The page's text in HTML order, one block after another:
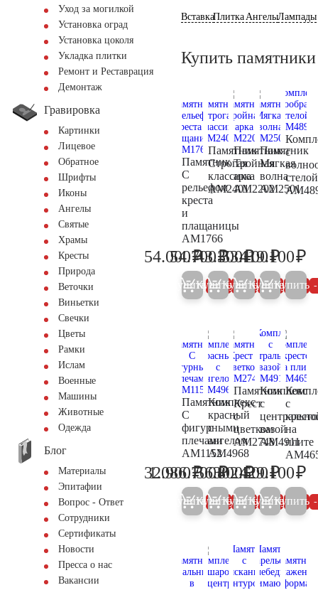
Уход за могилкой
Установка оград
Установка цоколя
Укладка плитки
Ремонт и Реставрация
Демонтаж
Гравировка
Картинки
Лицевое
Обратное
Шрифты
Иконы
Ангелы
Святые
Храмы
Кресты
Природа
Веточки
Виньетки
Свечки
Цветы
Рамки
Ислам
Военные
Машины
Животные
Одежда
Блог
Материалы
Эпитафии
Вопрос - Ответ
Сотрудники
Сертификаты
Новости
Пресса о нас
Вакансии
ВставкаПлитка АнгелыЛампады
Купить
Памятник
С
рельефом
креста
и
плащаницы
AM1766
56.800
54.000₽
Купить 5%
Памятник
Строгая
классика
AM2401
57.600
54.700₽
Купить 5%
Памятник
Тройная
арка
AM2202
45.600
43.300₽
Купить 5%
Памятник
Мягкая
волна
AM2501
55.900
53.100₽
Купить 5%
с
стелой
419.100₽
Купить
Памятник
С
фигурными
плечами
AM1152
34.600
32.900₽
Купить 5%
Комплекс
красный
с
ангелом
AM4968
1.143.900
1.086.700₽
Купить 5%
Памятник
Крест
с
цветком
AM2748
59.800
56.800₽
Купить 5%
Комплекс
с
вазой
AM4911
318.400
302.500₽
Купить 5%
с
на
плите
429.100₽
Купить